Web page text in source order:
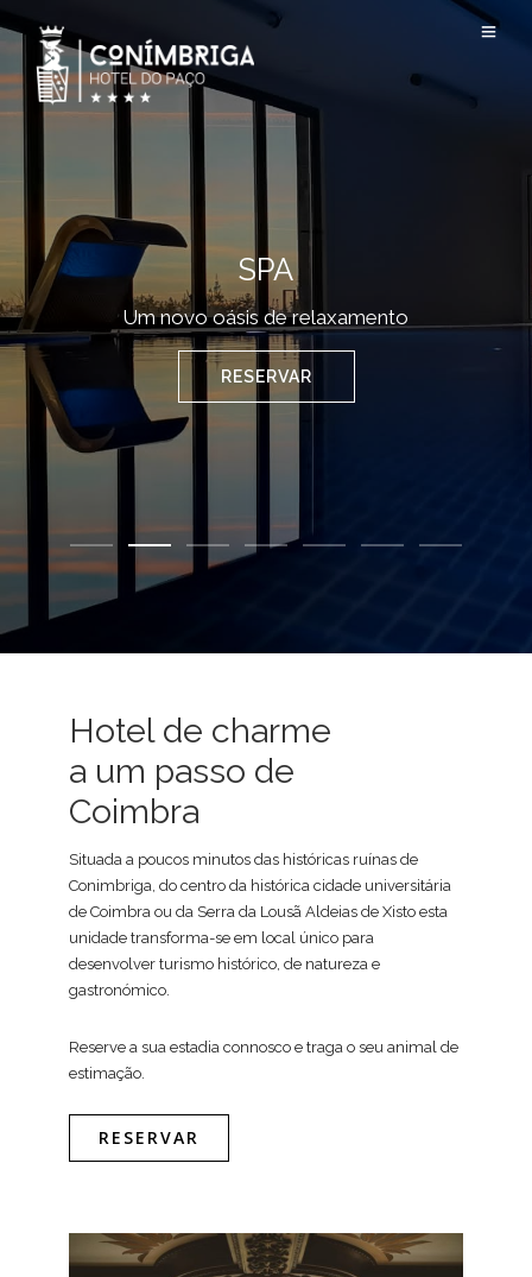
SPA
Um novo oásis de relaxamento
RESERVAR
Hotel de charme
a um passo de
Coimbra
Situada a poucos minutos das históricas ruínas de
Conimbriga, do centro da histórica cidade universitária
de Coimbra ou da Serra da Lousã Aldeias de Xisto esta
unidade transforma-se em local único para
desenvolver turismo histórico, de natureza e
gastronómico.
Reserve a sua estadia connosco e traga o seu animal de
estimação.
RESERVAR